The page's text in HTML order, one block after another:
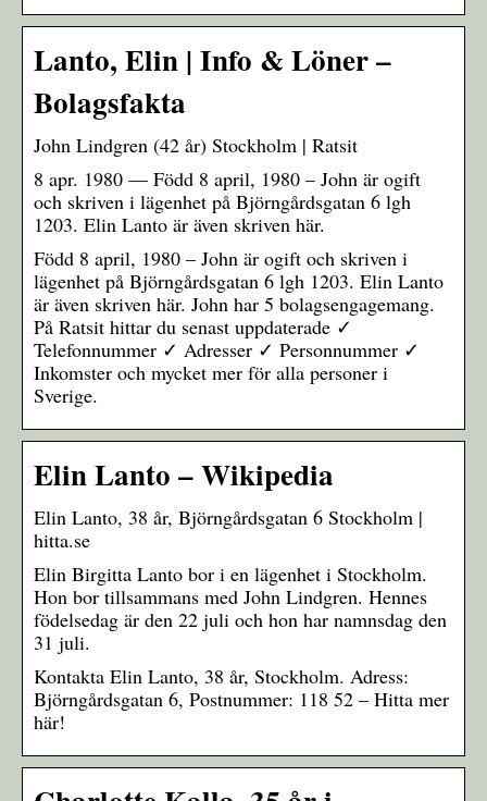
Lanto, Elin | Info & Löner –
Bolagsfakta
John Lindgren (42 år) Stockholm | Ratsit
8 apr. 1980 — Född 8 april, 1980 – John är ogift
och skriven i lägenhet på Björngårdsgatan 6 lgh
1203. Elin Lanto är även skriven här.
Född 8 april, 1980 – John är ogift och skriven i
lägenhet på Björngårdsgatan 6 lgh 1203. Elin Lanto
är även skriven här. John har 5 bolagsengagemang.
På Ratsit hittar du senast uppdaterade ✓
Telefonnummer ✓ Adresser ✓ Personnummer ✓
Inkomster och mycket mer för alla personer i
Sverige.
Elin Lanto – Wikipedia
Elin Lanto, 38 år, Björngårdsgatan 6 Stockholm |
hitta.se
Elin Birgitta Lanto bor i en lägenhet i Stockholm.
Hon bor tillsammans med John Lindgren. Hennes
födelsedag är den 22 juli och hon har namnsdag den
31 juli.
Kontakta Elin Lanto, 38 år, Stockholm. Adress:
Björngårdsgatan 6, Postnummer: 118 52 – Hitta mer
här!